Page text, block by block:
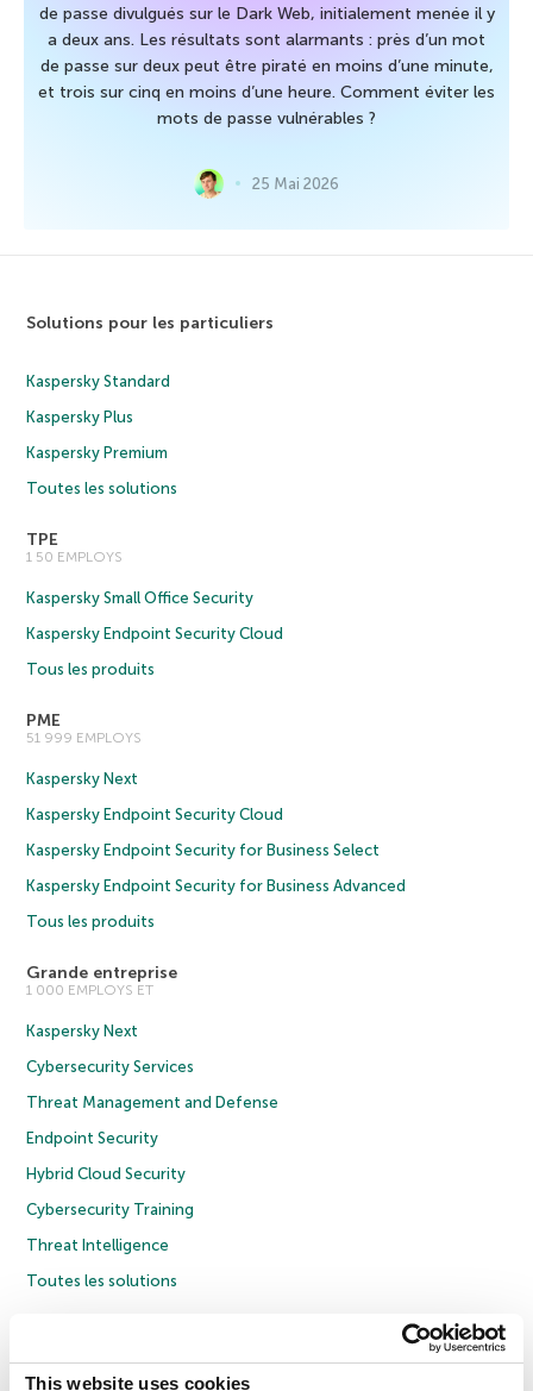
This website uses cookies
de passe divulgués sur le Dark Web, initialement menée il y
a deux ans. Les résultats sont alarmants : près d’un mot
de passe sur deux peut être piraté en moins d’une minute,
et trois sur cinq en moins d’une heure. Comment éviter les
mots de passe vulnérables ?
25 Mai 2026
Solutions pour les particuliers
Kaspersky Standard
Kaspersky Plus
Kaspersky Premium
Toutes les solutions
TPE
1 50 EMPLOYS
Kaspersky Small Office Security
Kaspersky Endpoint Security Cloud
Tous les produits
PME
51 999 EMPLOYS
Kaspersky Next
Kaspersky Endpoint Security Cloud
Kaspersky Endpoint Security for Business Select
Kaspersky Endpoint Security for Business Advanced
Tous les produits
Grande entreprise
1 000 EMPLOYS ET
Kaspersky Next
Cybersecurity Services
Threat Management and Defense
Endpoint Security
Hybrid Cloud Security
Cybersecurity Training
Threat Intelligence
Toutes les solutions
Politique de confidentialité